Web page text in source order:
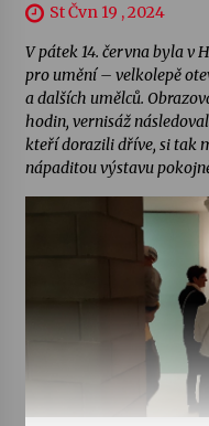
St Čvn 19 , 2024
V pátek 14. června byla v
pro umění – velkolepě
a dalších umělců.
hodin, vernisáž
kteří dorazili dříve, si tak
nápaditou výstavu